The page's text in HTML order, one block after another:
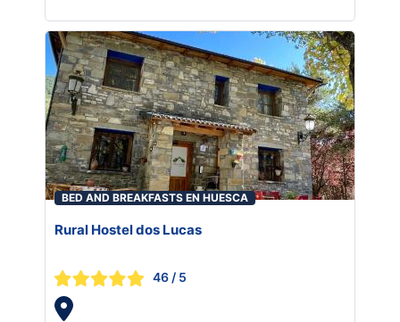
BED AND BREAKFASTS EN HUESCA
Rural Hostel dos Lucas
46 / 5